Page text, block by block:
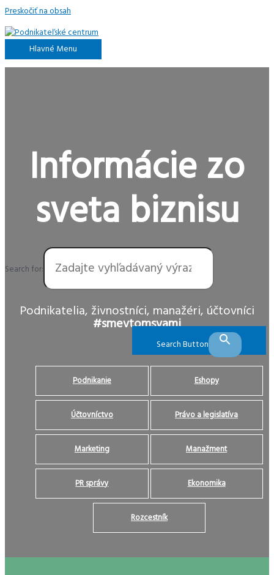
Preskočiť na obsah
Hlavné Menu
Informácie zo
sveta biznisu
Search for:
Search Button
Podnikatelia, živnostníci, manažéri, účtovníci
#smevtomsvami
Podnikanie Eshopy
Účtovníctvo Právo a legislatíva
Marketing Manažment
PR správy Ekonomika
Rozcestník